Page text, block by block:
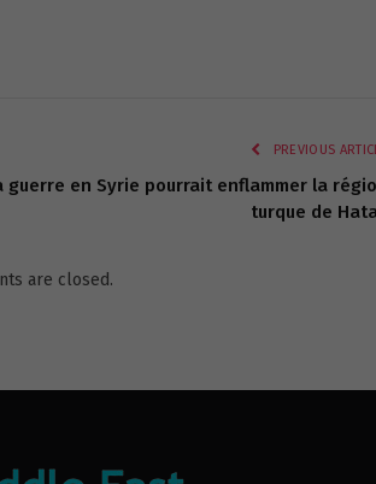
PREVIOUS
guerre en Syrie pourrait enflammer la
turque de
are closed.